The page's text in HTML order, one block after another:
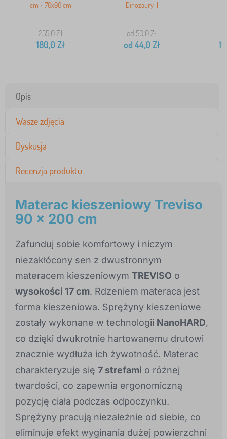
cm + 70x90 cm
255,0Zł
180,0 Zł
Dinozaury II
od 50,0Zł
od 44,0 Zł
Opis
Wasze zdjęcia
Dyskusja
Recenzja produktu
Materac kieszeniowy Treviso
90 x 200 cm
Zafunduj sobie komfortowy i niczym
niezakłócony sen z dwustronnym
materacem kieszeniowym TREVISO o
wysokości 17 cm. Rdzeniem materaca jest
forma kieszeniowa. Sprężyny kieszeniowe
zostały wykonane w technologii NanoHARD,
co dzięki dwukrotnie hartowanemu drutowi
znacznie wydłuża ich żywotność. Materac
charakteryzuje się 7 strefami o różnej
twardości, co zapewnia ergonomiczną
pozycję ciała podczas odpoczynku.
Sprężyny pracują niezależnie od siebie, co
eliminuje efekt wyginania dużej powierzchni